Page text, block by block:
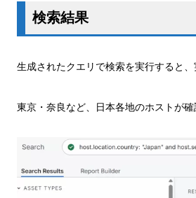
検索結果
生成されたクエリで検索を実行すると
東京・奈良など、日本各地のホストが確